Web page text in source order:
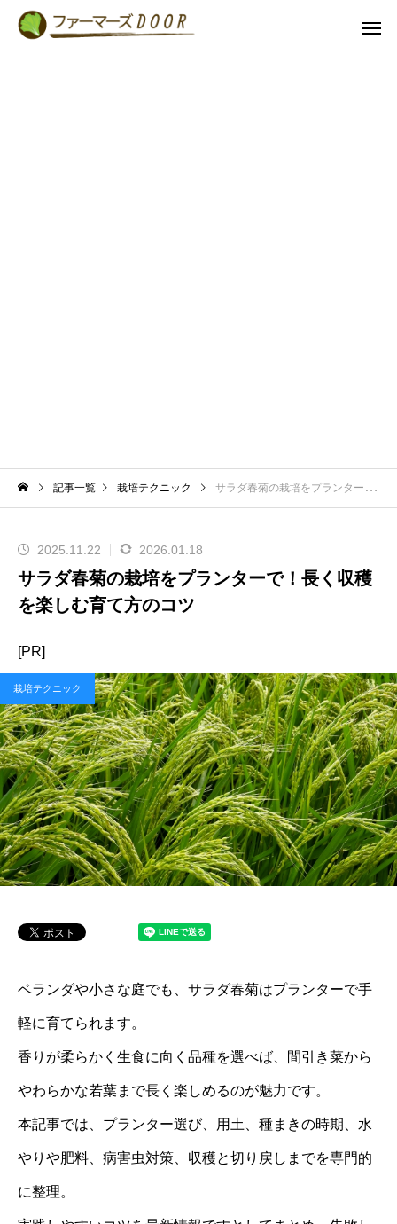
記事一覧 栽培テクニック サラダ春菊の栽培をプランターで！長く収穫を楽しむ育て方のコツ
2025.11.22 2026.01.18
サラダ春菊の栽培をプランターで！長く収穫
を楽しむ育て方のコツ
[PR]
栽培テクニック
ベランダや小さな庭でも、サラダ春菊はプランターで手
軽に育てられます。
香りが柔らかく生食に向く品種を選べば、間引き菜から
やわらかな若葉まで長く楽しめるのが魅力です。
本記事では、プランター選び、用土、種まきの時期、水
やりや肥料、病害虫対策、収穫と切り戻しまでを専門的
に整理。